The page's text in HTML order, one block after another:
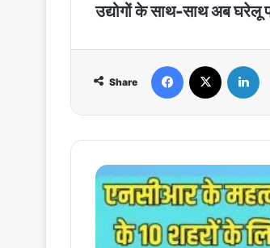
उद्योगों के साथ-साथ अब घरेलू
Share
Facebook
Noida
Airport
:
एनसीआर